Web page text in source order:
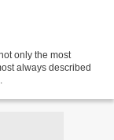
only the most
always described